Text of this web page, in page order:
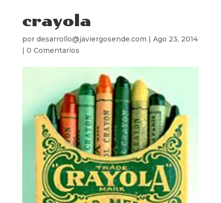
crayola
por desarrollo@javiergosende.com | Ago 23, 2014
| 0 Comentarios